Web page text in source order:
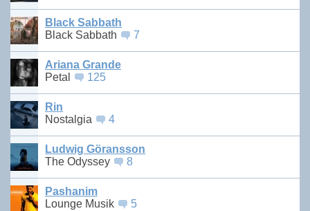
Black Sabbath
Black Sabbath
7
Ariana Grande
Petal
125
Rin
Nostalgia
4
Ludwig Göransson
The Odyssey
8
Pashanim
Lounge Musik
5